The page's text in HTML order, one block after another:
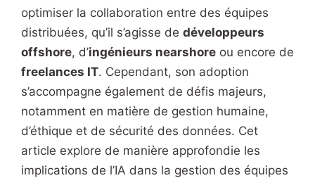
optimiser la collaboration entre des équipes
distribuées, qu’il s’agisse de développeurs
offshore, d’ingénieurs nearshore ou encore de
freelances IT. Cependant, son adoption
s’accompagne également de défis majeurs,
notamment en matière de gestion humaine,
d’éthique et de sécurité des données. Cet
article explore de manière approfondie les
implications de l’IA dans la gestion des équipes